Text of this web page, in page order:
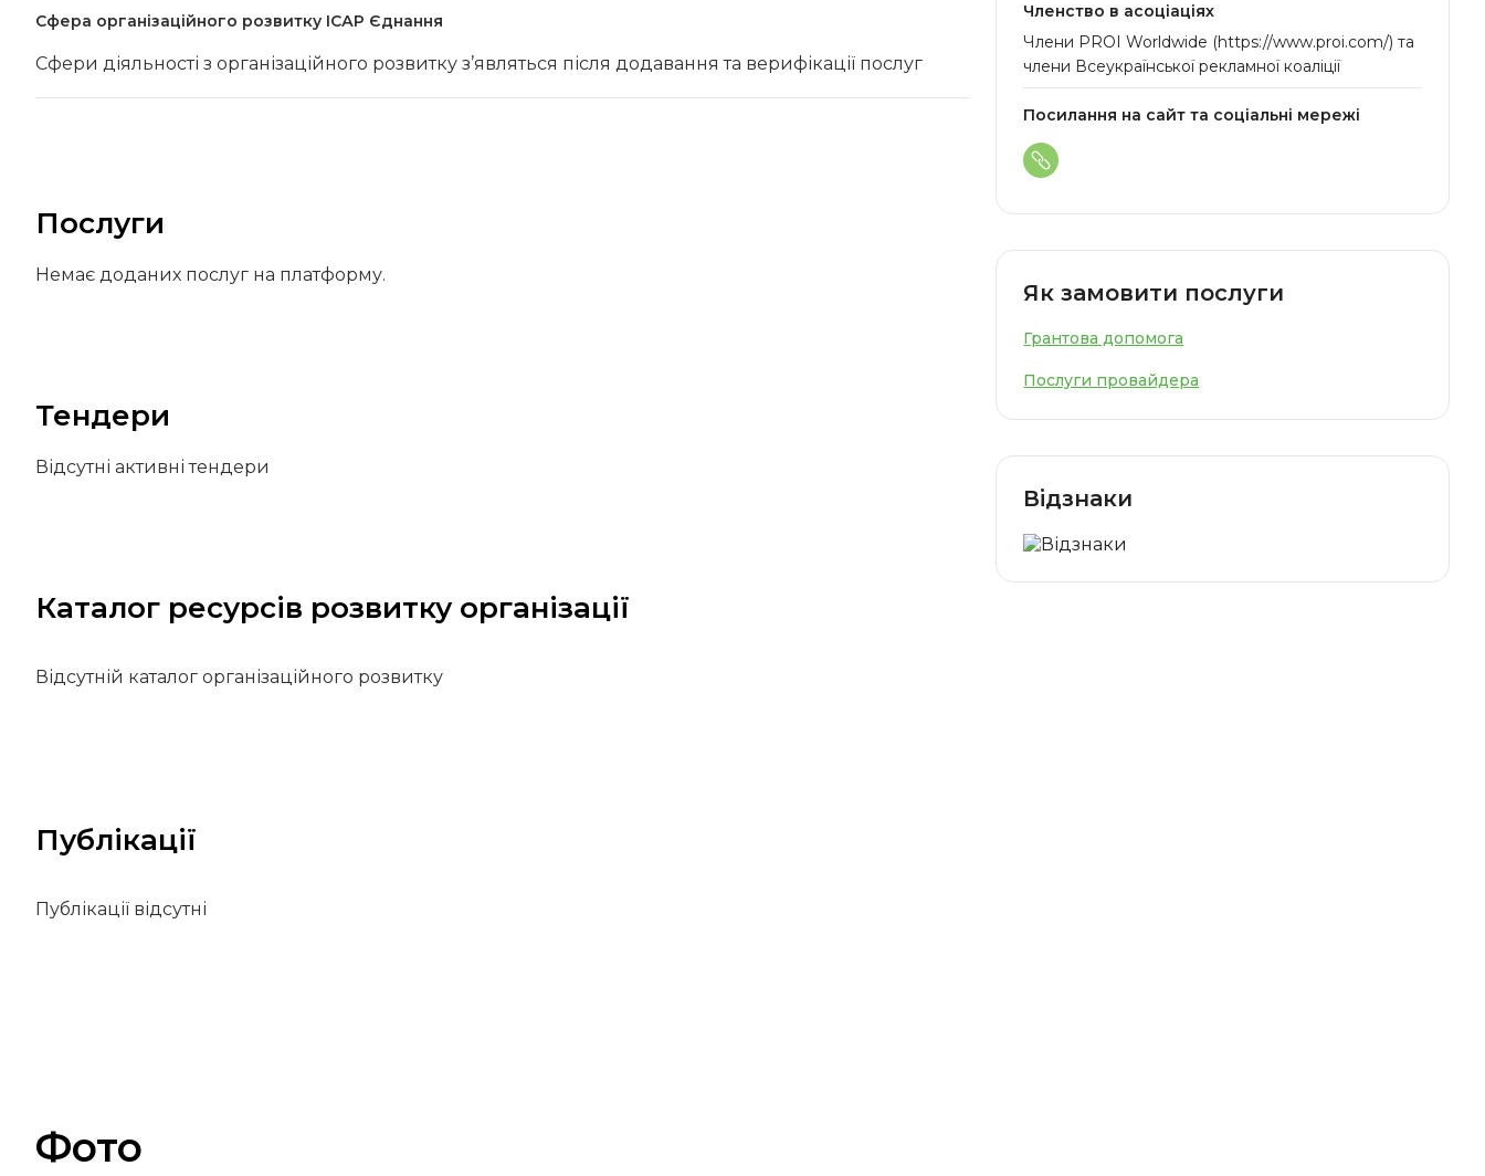
Сфера організаційного розвитку ІСАР Єднання
Сфери діяльності з організаційного розвитку з’являться після додавання та верифікації послуг
Послуги
Немає доданих послуг на платформу.
Тендери
Відсутні активні тендери
Каталог ресурсів розвитку організації
Відсутній каталог організаційного розвитку
Публікації
Публікації відсутні
Членство в асоціаціях
Члени PROI Worldwide (https://www.proi.com/) та
члени Всеукраїнської рекламної коаліції
Посилання на сайт та соціальні мережі
Як замовити послуги
Грантова допомога
Послуги провайдера
Відзнаки
Фото